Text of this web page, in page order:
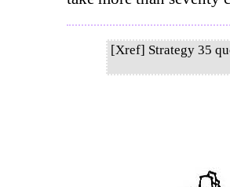
[Xref] Strategy 35